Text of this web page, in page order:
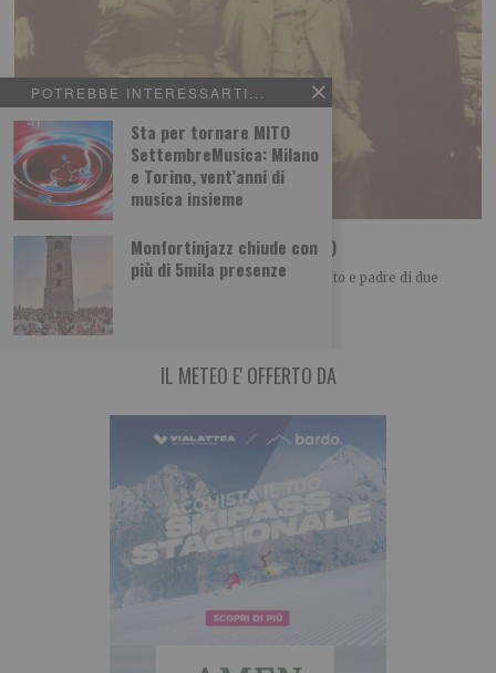
POTREBBE INTERESSARTI...
Sta per tornare MITO
SettembreMusica: Milano
e Torino, vent’anni di
musica insieme
Monfortinjazz chiude con
più di 5mila presenze
La locomotiva di Guccini (e di Pietro Rigosi)
Il fuochista anarchico Pietro Rigosi, 28 anni, sposato e padre di due
IL METEO E' OFFERTO DA